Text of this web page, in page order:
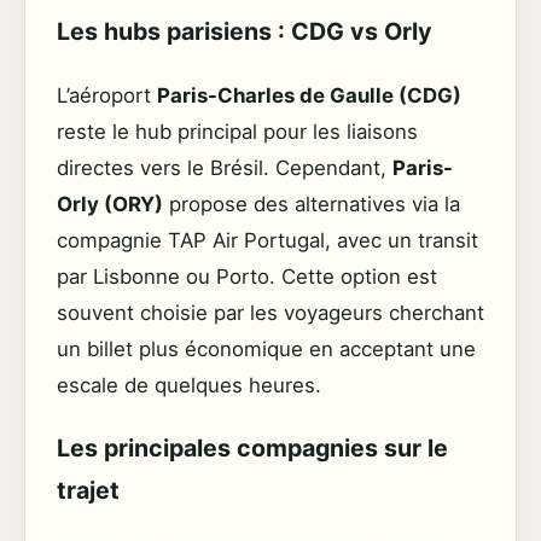
Les hubs parisiens : CDG vs Orly
L’aéroport Paris-Charles de Gaulle (CDG)
reste le hub principal pour les liaisons
directes vers le Brésil. Cependant, Paris-
Orly (ORY) propose des alternatives via la
compagnie TAP Air Portugal, avec un transit
par Lisbonne ou Porto. Cette option est
souvent choisie par les voyageurs cherchant
un billet plus économique en acceptant une
escale de quelques heures.
Les principales compagnies sur le
trajet